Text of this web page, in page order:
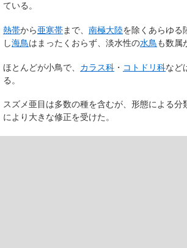
ている。
熱帯から亜寒帯まで、 南極大陸を除くあらゆる
し海鳥はまったくおらず、淡水性の水鳥も数属
ほとんどが小鳥で、 カラス科 ・ コトドリ科など
る。
スズメ亜目は多数の種を含むが、形態による分
により大きな修正を受けた。